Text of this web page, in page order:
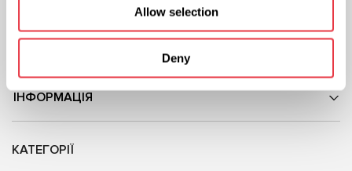
Allow selection
Deny
ІНФОРМАЦІЯ
+52 (744) 602 0057
КАТЕГОРІЇ